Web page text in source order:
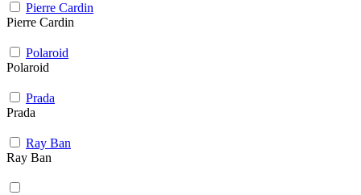
Pierre Cardin
Pierre Cardin
Polaroid
Polaroid
Prada
Prada
Ray Ban
Ray Ban